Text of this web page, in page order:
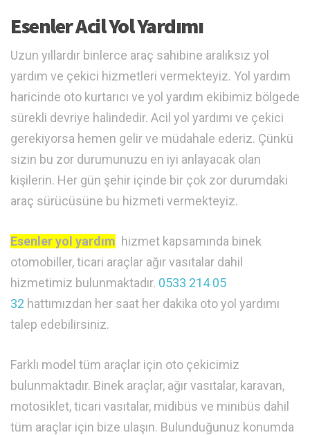
Esenler Acil Yol Yardımı
Uzun yıllardır binlerce araç sahibine aralıksız yol
yardım ve çekici hizmetleri vermekteyiz. Yol yardım
haricinde oto kurtarıcı ve yol yardım ekibimiz bölgede
sürekli devriye halindedir. Acil yol yardımı ve çekici
gerekiyorsa hemen gelir ve müdahale ederiz. Çünkü
sizin bu zor durumunuzu en iyi anlayacak olan
kişilerin. Her gün şehir içinde bir çok zor durumdaki
araç sürücüsüne bu hizmeti vermekteyiz.
Esenler yol yardım hizmet kapsamında binek
otomobiller, ticari araçlar ağır vasıtalar dahil
hizmetimiz bulunmaktadır. 0533 214 05
32 hattımızdan her saat her dakika oto yol yardımı
talep edebilirsiniz.
Farklı model tüm araçlar için oto çekicimiz
bulunmaktadır. Binek araçlar, ağır vasıtalar, karavan,
motosiklet, ticari vasıtalar, midibüs ve minibüs dahil
tüm araçlar için bize ulaşın. Bulunduğunuz konumda